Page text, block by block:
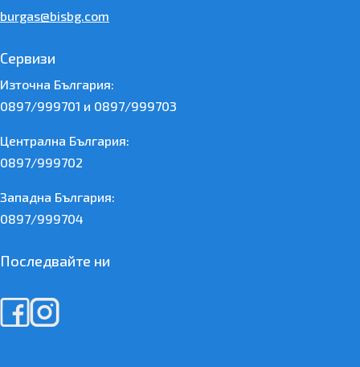
burgas@bisbg.com
Сервизи
Източна България:
0897/999701 и 0897/999703
Централна България:
0897/999702
Западна България:
0897/999704
Последвайте ни